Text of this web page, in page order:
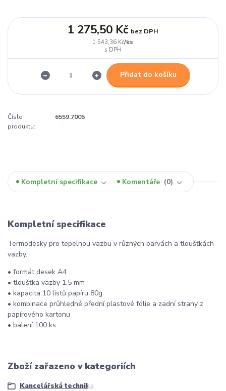
1 543,36 Kč/ks
1 275,50 Kč bez DPH
Přidat do košíku
Číslo
produktu:
6559.7005
Kompletní specifikace Komentáře 0
Kompletní specifikace
Termodesky pro tepelnou vazbu v různých barvách a tloušťkách
vazby.
• formát desek A4
• tloušťka vazby 1,5 mm
• kapacita 10 listů papíru 80g
• kombinace průhledné přední plastové fólie a zadní strany z
papírového kartonu
• balení 100 ks
Zboží zařazeno v kategoriích
Kancelářská technika